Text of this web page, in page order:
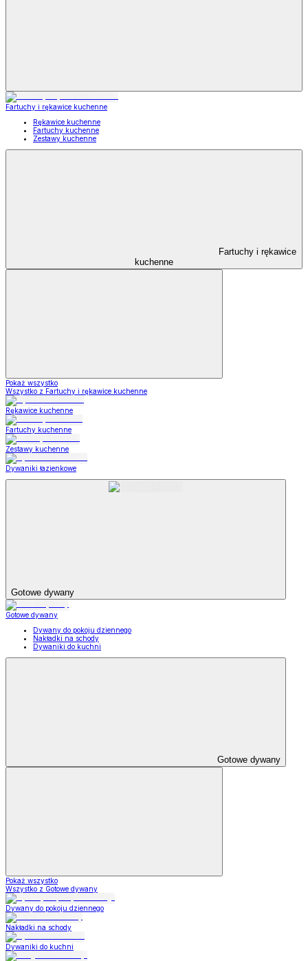
Fartuchy i rękawice kuchenne
Rękawice kuchenne
Fartuchy kuchenne
Zestawy kuchenne
Fartuchy i rękawice
kuchenne
Pokaż wszystko
Wszystko z Fartuchy i rękawice kuchenne
Rękawice kuchenne
Fartuchy kuchenne
Zestawy kuchenne
Dywaniki łazienkowe
Gotowe dywany
Gotowe dywany
Dywany do pokoju dziennego
Nakładki na schody
Dywaniki do kuchni
Gotowe dywany
Pokaż wszystko
Wszystko z Gotowe dywany
Dywany do pokoju dziennego
Nakładki na schody
Dywaniki do kuchni